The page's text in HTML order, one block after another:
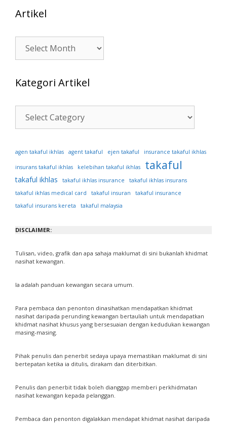
Artikel
Artikel
Kategori Artikel
Kategori
Artikel
agen takaful ikhlas agent takaful ejen takaful insurance takaful ikhlas
insurans takaful ikhlas kelebihan takaful ikhlas takaful
takaful ikhlas takaful ikhlas insurance
takaful ikhlas insurans
takaful ikhlas medical card
takaful insuran
takaful insurance
takaful insurans kereta
takaful malaysia
DISCLAIMER:
Tulisan, video, grafik dan apa sahaja maklumat di sini bukanlah khidmat
nasihat kewangan.
Ia adalah panduan kewangan secara umum.
Para pembaca dan penonton dinasihatkan mendapatkan khidmat
nasihat daripada perunding kewangan bertauliah untuk mendapatkan
khidmat nasihat khusus yang bersesuaian dengan kedudukan kewangan
masing-masing.
Pihak penulis dan penerbit sedaya upaya memastikan maklumat di sini
bertepatan ketika ia ditulis, dirakam dan diterbitkan.
Penulis dan penerbit tidak boleh dianggap memberi perkhidmatan
nasihat kewangan kepada pelanggan.
Pembaca dan penonton digalakkan mendapat khidmat nasihat daripada